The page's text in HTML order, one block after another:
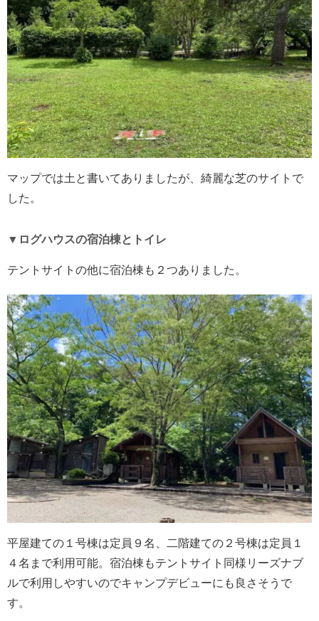
マップでは土と書いてありましたが、綺麗な芝のサイトで
した。
▼ログハウスの宿泊棟とトイレ
テントサイトの他に宿泊棟も２つありました。
平屋建ての１号棟は定員９名、二階建ての２号棟は定員１
４名まで利用可能。宿泊棟もテントサイト同様リーズナブ
ルで利用しやすいのでキャンプデビューにも良さそうで
す。